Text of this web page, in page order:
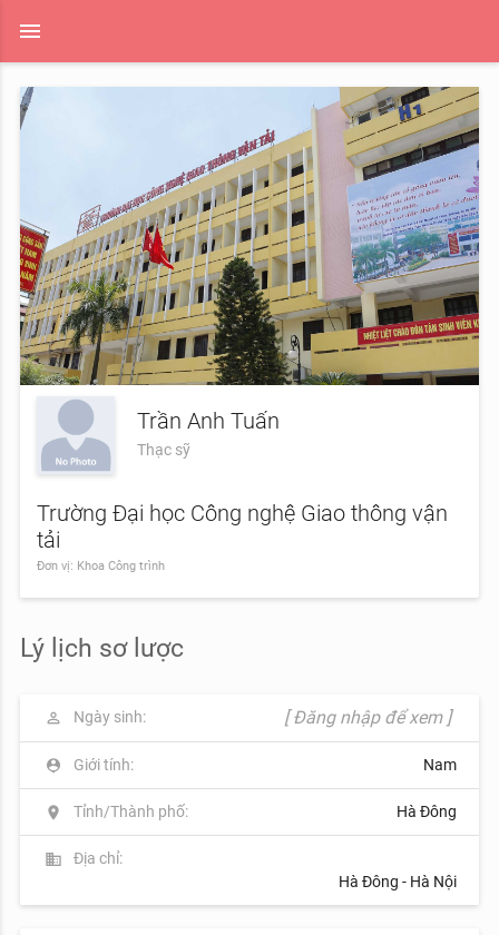
menu
Trần Anh Tuấn
Thạc sỹ
Trường Đại học Công nghệ Giao thông vận
tải
Đơn vị: Khoa Công trình
Lý lịch sơ lược
perm_identity Ngày sinh: [ Đăng nhập để xem ]
person_pin Giới tính: Nam
location_on Tỉnh/Thành phố: Hà Đông
business
Địa chỉ:
Hà Đông - Hà Nội